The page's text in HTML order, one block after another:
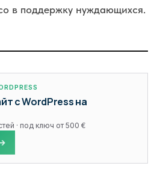
в поддержку нуждающихся.
с WordPress на
· под ключ от 500 €